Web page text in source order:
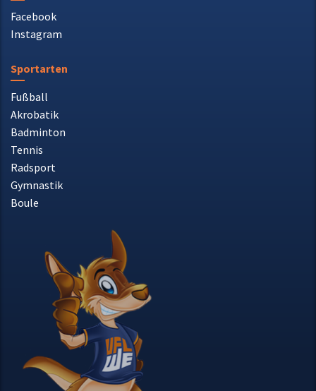
Sportarten
Fußball
Akrobatik
Badminton
Tennis
Radsport
Gymnastik
Boule